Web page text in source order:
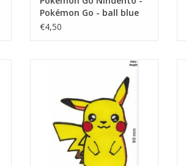
Pokémon Go - ball blue
€4,50
Pikachu - Pokémon - stand
TOEVOEGEN AAN WINKELWAGEN